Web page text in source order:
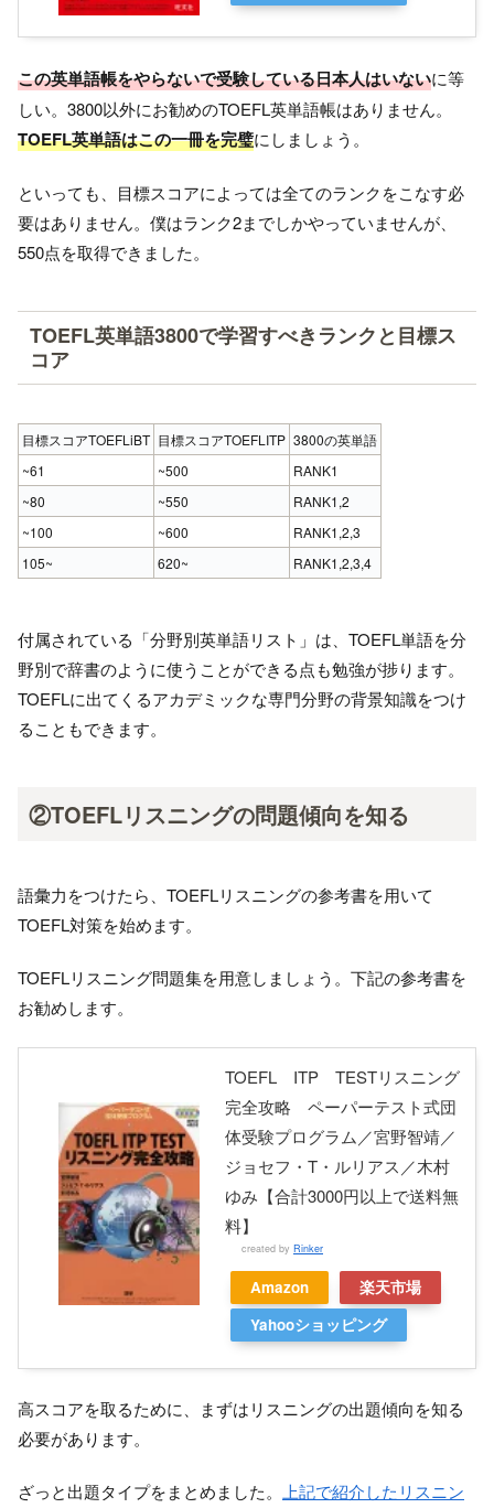
この英単語帳をやらないで受験している日本人はいないに等
しい。3800以外にお勧めのTOEFL英単語帳はありません。
TOEFL英単語はこの一冊を完璧にしましょう。
といっても、目標スコアによっては全てのランクをこなす必
要はありません。僕はランク2までしかやっていませんが、
550点を取得できました。
TOEFL英単語3800で学習すべきランクと目標ス
コア
目標スコアTOEFLiBT 目標スコアTOEFLITP 3800の英単語
~61
~500
RANK1
~80
~550
RANK1,2
~100
~600
RANK1,2,3
105~
620~ RANK1,2,3,4
付属されている「分野別英単語リスト」は、TOEFL単語を分
野別で辞書のように使うことができる点も勉強が捗ります。
TOEFLに出てくるアカデミックな専門分野の背景知識をつけ
ることもできます。
②TOEFLリスニングの問題傾向を知る
語彙力をつけたら、TOEFLリスニングの参考書を用いて
TOEFL対策を始めます。
TOEFLリスニング問題集を用意しましょう。下記の参考書を
お勧めします。
TOEFL ITP TESTリスニング
完全攻略 ペーパーテスト式団
体受験プログラム／宮野智靖／
ジョセフ・T・ルリアス／木村
ゆみ【合計3000円以上で送料無
料】
created by Rinker
Amazon
楽天市場
Yahooショッピング
高スコアを取るために、まずはリスニングの出題傾向を知る
必要があります。
ざっと出題タイプをまとめました。
上記で紹介したリスニン